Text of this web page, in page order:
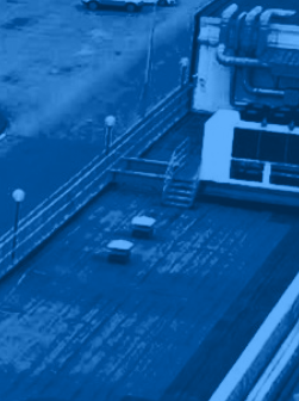
Spanish
Français
Deutsch
русский
العربية
中文